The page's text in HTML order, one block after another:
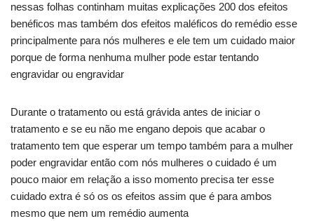
nessas folhas continham muitas explicações 200 dos efeitos
benéficos mas também dos efeitos maléficos do remédio esse
principalmente para nós mulheres e ele tem um cuidado maior
porque de forma nenhuma mulher pode estar tentando
engravidar ou engravidar
Durante o tratamento ou está grávida antes de iniciar o
tratamento e se eu não me engano depois que acabar o
tratamento tem que esperar um tempo também para a mulher
poder engravidar então com nós mulheres o cuidado é um
pouco maior em relação a isso momento precisa ter esse
cuidado extra é só os os efeitos assim que é para ambos
mesmo que nem um remédio aumenta